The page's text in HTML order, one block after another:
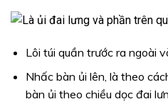
Lôi túi quần trước ra ngoài
Nhấc bàn ủi lên, là theo
bàn ủi theo chiều dọc đai